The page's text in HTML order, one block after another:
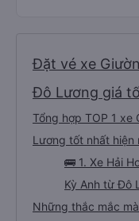
Đặt vé xe
Đô Lương giá
Tổng hợp TOP 1 xe
Lương tốt nhất hiện
🚌 1. Xe Hải
Kỳ Anh từ Đô
Những thắc mắc